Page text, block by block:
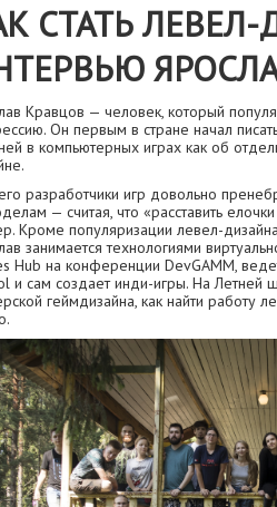
СТАТЬ
Кравцов — человек, который
Он первым в стране начал
в компьютерных играх как об
разработчики игр довольно
— считая, что «расставить
Кроме популяризации левел-
занимается технологиями
Hub на конференции DevGAMM,
и сам создает инди-игры. На Летней
геймдизайна, как найти работу